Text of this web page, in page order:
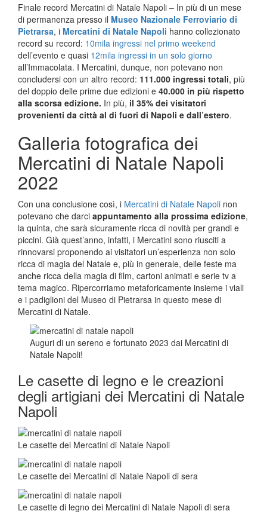
Finale record Mercatini di Natale Napoli – In più di un mese
di permanenza presso il Museo Nazionale Ferroviario di
Pietrarsa, i Mercatini di Natale Napoli hanno collezionato
record su record: 10mila ingressi nel primo weekend
dell’evento e quasi 12mila ingressi in un solo giorno
all’Immacolata. I Mercatini, dunque, non potevano non
concludersi con un altro record: 111.000 ingressi totali, più
del doppio delle prime due edizioni e 40.000 in più rispetto
alla scorsa edizione. In più, il 35% dei visitatori
provenienti da città al di fuori di Napoli e dall’estero.
Galleria fotografica dei
Mercatini di Natale Napoli
2022
Con una conclusione così, i Mercatini di Natale Napoli non
potevano che darci appuntamento alla prossima edizione,
la quinta, che sarà sicuramente ricca di novità per grandi e
piccini. Già quest’anno, infatti, i Mercatini sono riusciti a
rinnovarsi proponendo ai visitatori un’esperienza non solo
ricca di magia del Natale e, più in generale, delle feste ma
anche ricca della magia di film, cartoni animati e serie tv a
tema magico. Ripercorriamo metaforicamente insieme i viali
e i padiglioni del Museo di Pietrarsa in questo mese di
Mercatini di Natale.
Auguri di un sereno e fortunato 2023 dai Mercatini di
Natale Napoli!
Le casette di legno e le creazioni
degli artigiani dei Mercatini di Natale
Napoli
Le casette dei Mercatini di Natale Napoli
Le casette dei Mercatini di Natale Napoli di sera
Le casette di legno dei Mercatini di Natale Napoli di sera